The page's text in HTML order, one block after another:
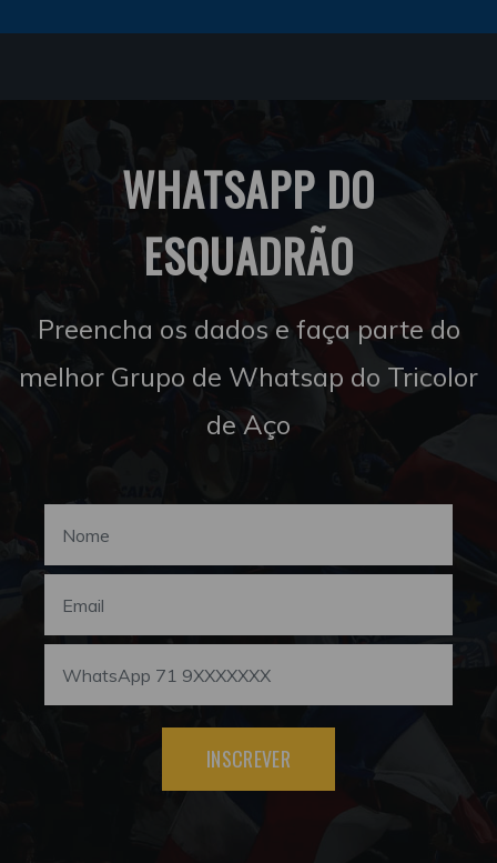
WHATSAPP DO
ESQUADRÃO
Preencha os dados e faça parte do
melhor Grupo de Whatsap do Tricolor
de Aço
INSCREVER